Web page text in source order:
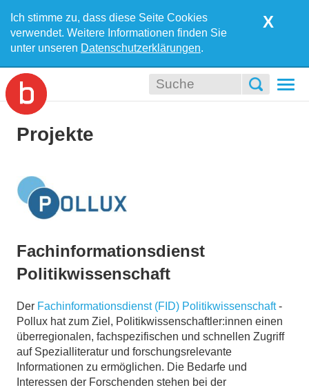
Ich stimme zu, dass diese Seite Cookies
verwendet. Weitere Informationen finden Sie
unter unseren Datenschutzerklärungen.
X
Projekte
Fachinformationsdienst
Politikwissenschaft
Der Fachinformationsdienst (FID) Politikwissenschaft-
Pollux hat zum Ziel, Politikwissenschaftler:innen einen
überregionalen, fachspezifischen und schnellen Zugriff
auf Spezialliteratur und forschungsrelevante
Informationen zu ermöglichen. Die Bedarfe und
Interessen der Forschenden stehen bei der